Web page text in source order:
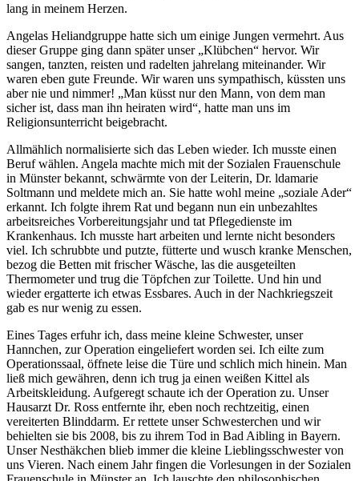
lang in meinem Herzen.
Angelas Heliandgruppe hatte sich um einige Jungen vermehrt. Aus
dieser Gruppe ging dann später unser Klübchen
hervor. Wir
sangen, tanzten, reisten und radelten jahrelang miteinander. Wir
waren eben gute Freunde. Wir waren uns sympathisch, küssten uns
aber nie und nimmer!
Man küsst nur den Mann, von dem man
sicher ist, dass man ihn heiraten wird , hatte man uns im
Religionsunterricht beigebracht.
Allmählich normalisierte sich das Leben wieder. Ich musste einen
Beruf wählen. Angela machte mich mit der Sozialen Frauenschule
in Münster bekannt, schwärmte von der Leiterin, Dr. ldamarie
Soltmann und meldete mich an. Sie hatte wohl meine
soziale Ader
erkannt. Ich folgte ihrem Rat und begann nun ein unbezahltes
arbeitsreiches Vorbereitungsjahr und tat Pflegedienste im
Krankenhaus. Ich musste hart arbeiten und lernte nicht besonders
viel. Ich schrubbte und putzte, fütterte und wusch kranke Menschen,
bezog die Betten mit frischer Wäsche, las die ausgeteilten
Thermometer und trug die Töpfchen zur Toilette. Und hin und
wieder ergatterte ich etwas Essbares. Auch in der Nachkriegszeit
gab es nur wenig zu essen.
Eines Tages erfuhr ich, dass meine kleine Schwester, unser
Hannchen, zur Operation eingeliefert worden sei. Ich eilte zum
Operationssaal, öffnete leise die Türe und schlich mich hinein. Man
ließ mich gewähren, denn ich trug ja einen weißen Kittel als
Arbeitskleidung. Aufgeregt schaute ich der Operation zu. Unser
Hausarzt Dr. Ross entfernte ihr, eben noch rechtzeitig, einen
vereiterten Blinddarm. Er rettete unser Schwesterchen und wir
behielten sie bis 2008, bis zu ihrem Tod in Bad Aibling in Bayern.
Unser Nesthäkchen blieb immer die kleine Lieblingsschwester von
uns Vieren. Nach einem Jahr fingen die Vorlesungen in der Sozialen